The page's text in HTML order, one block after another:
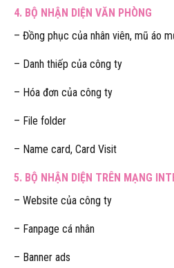
4. BỘ NHẬN DIỆN VĂN PHÒNG
– Đồng phục của nhân viên, mũ áo
– Danh thiếp của công ty
– Hóa đơn của công ty
– File folder
– Name card, Card Visit
5. BỘ NHẬN DIỆN TRÊN MẠNG
– Website của công ty
– Fanpage cá nhân
– Banner ads